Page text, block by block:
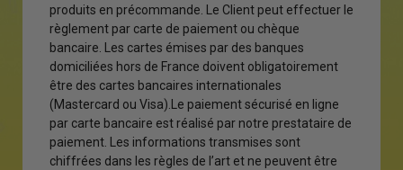
produits en précommande. Le Client peut effectuer le
règlement par carte de paiement ou chèque
bancaire. Les cartes émises par des banques
domiciliées hors de France doivent obligatoirement
être des cartes bancaires internationales
(Mastercard ou Visa).Le paiement sécurisé en ligne
par carte bancaire est réalisé par notre prestataire de
paiement. Les informations transmises sont
chiffrées dans les règles de l’art et ne peuvent être